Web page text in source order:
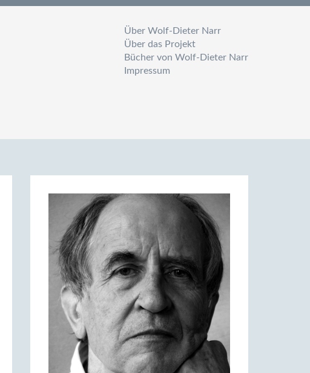
Über Wolf-Dieter Narr
Über das Projekt
Bücher von Wolf-Dieter Narr
Impressum